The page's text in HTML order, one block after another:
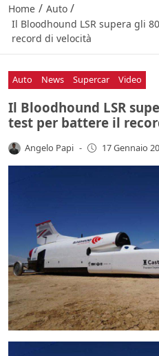
Home / Auto /
Il Bloodhound LSR supera gli
record di velocità
Auto News Supercar Video
Il Bloodhound LSR
test per battere il
Angelo Papi - 17 Gennaio